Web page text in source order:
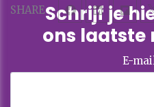
SHARESchrijf je
ons laatste
E-